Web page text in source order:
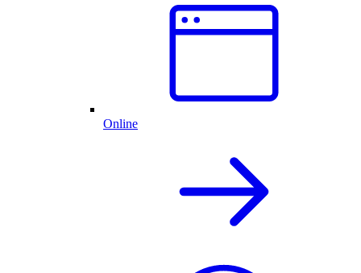
Online